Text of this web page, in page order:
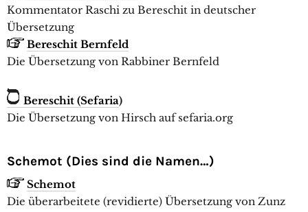
Kommentator Raschi zu Bereschit in deutscher
Übersetzung
Bereschit Bernfeld
Die Übersetzung von Rabbiner Bernfeld
Bereschit (Sefaria)
Die Übersetzung von Hirsch auf sefaria.org
Schemot (Dies sind die Namen…)
Schemot
Die überarbeitete (revidierte) Übersetzung von Zunz